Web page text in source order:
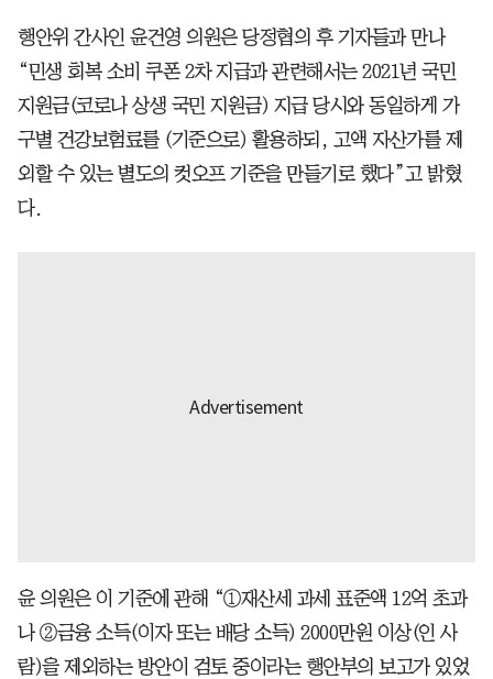
행안위 간사인 윤건영 의원은 당정협의 후 기자들과 만나
“민생 회복 소비 쿠폰 2차 지급과 관련해서는 2021년 국민
지원금(코로나 상생 국민 지원금) 지급 당시와 동일하게 가
구별 건강보험료를 (기준으로) 활용하되, 고액 자산가를 제
외할 수 있는 별도의 컷오프 기준을 만들기로 했다”고 밝혔
다.
윤 의원은 이 기준에 관해 “①재산세 과세 표준액 12억 초과
나 ②금융 소득(이자 또는 배당 소득) 2000만원 이상(인 사
람)을 제외하는 방안이 검토 중이라는 행안부의 보고가 있었